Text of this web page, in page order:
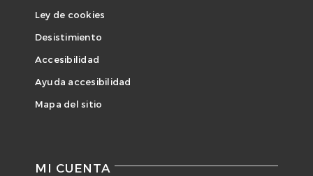
Ley de cookies
Desistimiento
Accesibilidad
Ayuda accesibilidad
Mapa del sitio
MI CUENTA